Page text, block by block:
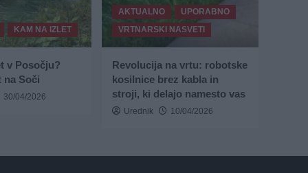
KAM NA IZLET
v Posočju?
na Soči
30/04/2026
AKTUALNO
UPORABNO
VRTNARSKI NASVETI
Revolucija na vrtu: robotske
kosilnice brez kabla in
stroji, ki delajo namesto vas
Urednik 10/04/2026